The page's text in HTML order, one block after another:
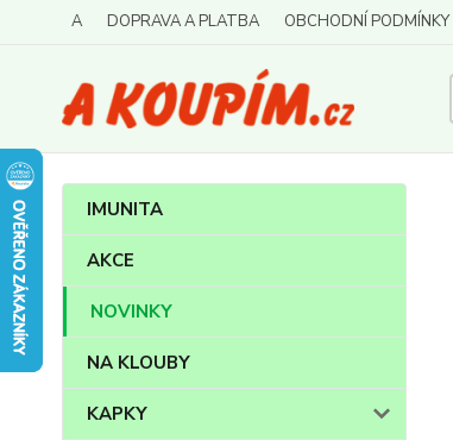
A DOPRAVA A PLATBA OBCHODNÍ PODMÍNKY
IMUNITA
AKCE
NOVINKY
NA KLOUBY
KAPKY